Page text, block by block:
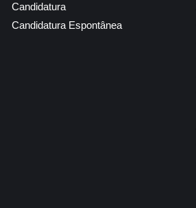
Candidatura
Candidatura Espontânea